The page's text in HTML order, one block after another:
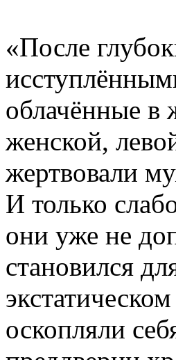
«После
облачённые в
женской,
жертвовали
И только
они уже не
становился
оскопляли